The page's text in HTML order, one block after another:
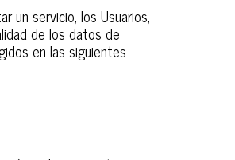
un servicio, los Usuarios,
de los datos de
en las siguientes